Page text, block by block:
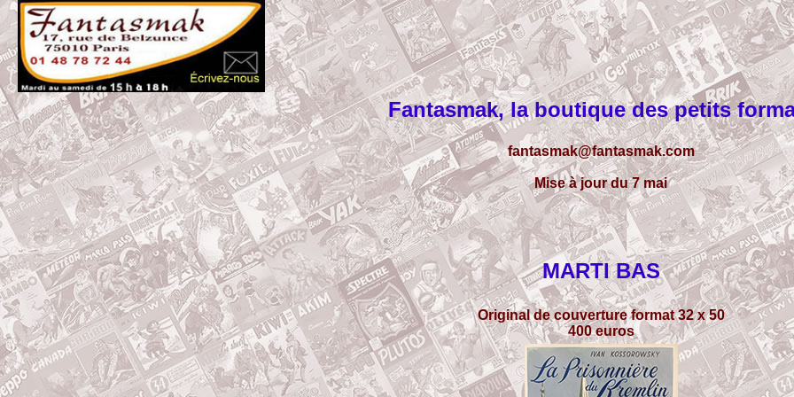
Fantasmak, la boutique des petits
fantasmak@fantasmak.com
Mise à jour du 7 mai
MARTI BAS
Original de couverture format 32 x 50
400 euros